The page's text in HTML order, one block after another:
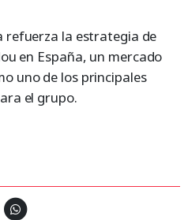
refuerza la estrategia de
en España, un mercado
uno de los principales
el grupo.